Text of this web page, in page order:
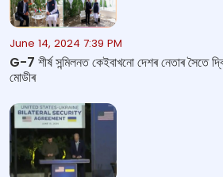
June 14, 2024 7:39 PM
G-7 শীৰ্ষ সন্মিলনত কেইবাখনো দেশৰ নেতাৰ সৈতে
মোডীৰ